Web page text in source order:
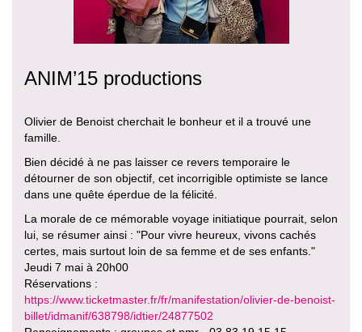
ANIM’15 productions
Olivier de Benoist cherchait le bonheur et il a trouvé une
famille.
Bien décidé à ne pas laisser ce revers temporaire le
détourner de son objectif, cet incorrigible optimiste se lance
dans une quête éperdue de la félicité.
La morale de ce mémorable voyage initiatique pourrait, selon
lui, se résumer ainsi : "Pour vivre heureux, vivons cachés
certes, mais surtout loin de sa femme et de ses enfants."
Jeudi 7 mai à 20h00
Réservations :
https://www.ticketmaster.fr/fr/manifestation/olivier-de-benoist-
billet/idmanif/638798/idtier/24877502